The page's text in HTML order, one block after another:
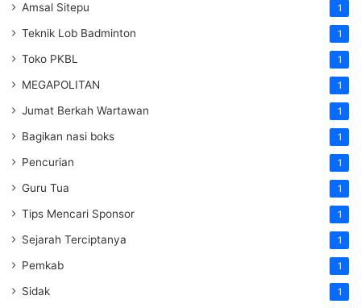
Amsal Sitepu 1
Teknik Lob Badminton 1
Toko PKBL 1
MEGAPOLITAN 1
Jumat Berkah Wartawan 1
Bagikan nasi boks 1
Pencurian 1
Guru Tua 1
Tips Mencari Sponsor 1
Sejarah Terciptanya 1
Pemkab 1
Sidak 1